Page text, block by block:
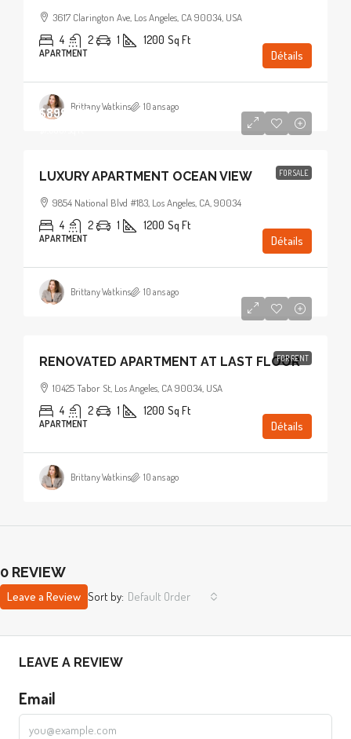
3617 Clarington Ave, Los Angeles, CA 90034, USA
4 2 1 1200 Sq Ft
APARTMENT Détails
Brittany Watkins 10 ans ago
FOR SALE
$899,000
LUXURY APARTMENT OCEAN VIEW
9854 National Blvd #183, Los Angeles, CA, 90034
4 2 1 1200 Sq Ft
APARTMENT Détails
Brittany Watkins 10 ans ago
FOR RENT
$2,200
RENOVATED APARTMENT AT LAST FLOOR
10425 Tabor St, Los Angeles, CA 90034, USA
4 2 1 1200 Sq Ft
APARTMENT Détails
Brittany Watkins 10 ans ago
0 REVIEW
Sort by: Default Order
Leave a Review
LEAVE A REVIEW
Email